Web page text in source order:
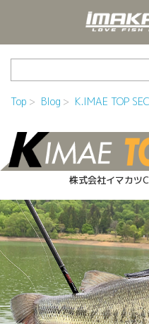
Top Blog K.IMAE TOP
株式会社イマカツ